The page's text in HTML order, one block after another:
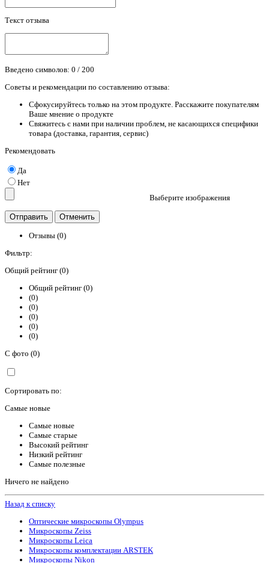
Текст отзыва
Введено символов: 0 / 200
Советы и рекомендации по составлению отзыва:
Сфокусируйтесь только на этом продукте. Расскажите покупателям
Ваше мнение о продукте
Свяжитесь с нами при наличии проблем, не касающихся специфики
товара (доставка, гарантия, сервис)
Рекомендовать
Да
Нет
Выберите изображения
Отзывы (0)
Фильтр:
Общий рейтинг (0)
Общий рейтинг (0)
(0)
(0)
(0)
(0)
(0)
С фото (0)
Сортировать по:
Самые новые
Самые новые
Самые старые
Высокий рейтинг
Низкий рейтинг
Самые полезные
Ничего не найдено
Назад к списку
Оптические микроскопы Olympus
Микроскопы Zeiss
Микроскопы Leica
Микроскопы комплектации ARSTEK
Микроскопы Nikon